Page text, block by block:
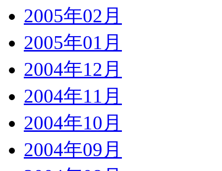
2005年02月
2005年01月
2004年12月
2004年11月
2004年10月
2004年09月